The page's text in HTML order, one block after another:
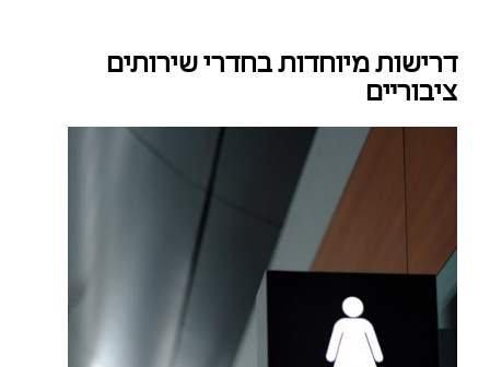
דרישות מיוחדות בחדרי שירותים
ציבוריים